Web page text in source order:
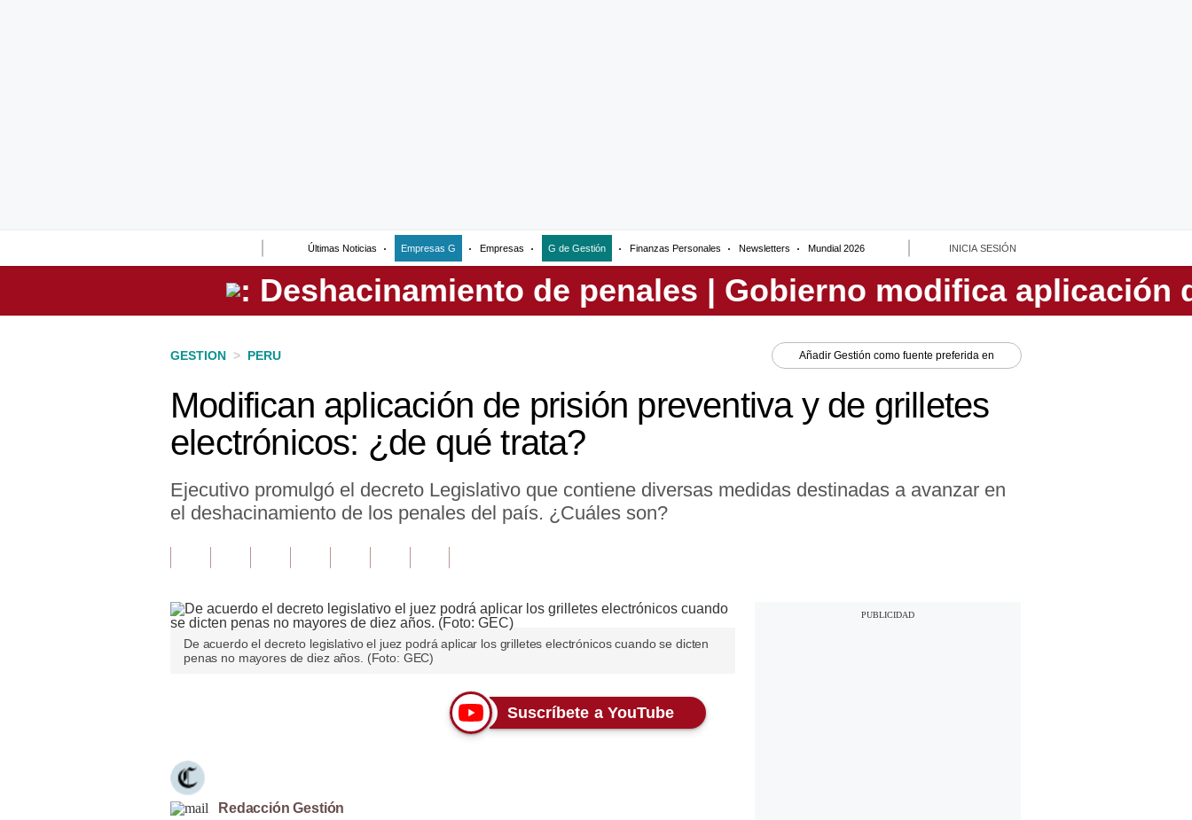
Últimas Noticias Empresas G Empresas G de Gestión Finanzas Personales Newsletters Mundial 2026 INICIA SESIÓN
Perú
GESTION > PERU Añadir Gestión como fuente preferida en
Modifican aplicación de prisión preventiva y de grilletes
electrónicos: ¿de qué trata?
Ejecutivo promulgó el decreto Legislativo que contiene diversas medidas destinadas a avanzar en
el deshacinamiento de los penales del país. ¿Cuáles son?
De acuerdo el decreto legislativo el juez podrá aplicar los grilletes electrónicos cuando se dicten
penas no mayores de diez años. (Foto: GEC)
Suscríbete a YouTube
Redacción Gestión